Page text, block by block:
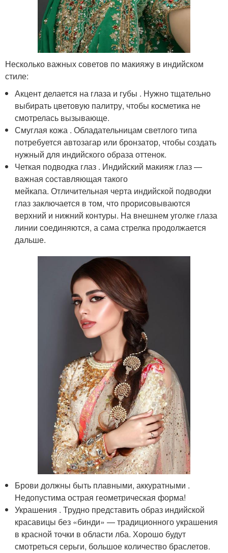
Несколько важных советов по макияжу в индийском
стиле:
Акцент делается на глаза и губы . Нужно тщательно
выбирать цветовую палитру, чтобы косметика не
смотрелась вызывающе.
Смуглая кожа . Обладательницам светлого типа
потребуется автозагар или бронзатор, чтобы создать
нужный для индийского образа оттенок.
Четкая подводка глаз . Индийский макияж глаз —
важная составляющая такого
мейкапа. Отличительная черта индийской подводки
глаз заключается в том, что прорисовываются
верхний и нижний контуры. На внешнем уголке глаза
линии соединяются, а сама стрелка продолжается
дальше.
Брови должны быть плавными, аккуратными .
Недопустима острая геометрическая форма!
Украшения . Трудно представить образ индийской
красавицы без «бинди» — традиционного украшения
в красной точки в области лба. Хорошо будут
смотреться серьги, большое количество браслетов.